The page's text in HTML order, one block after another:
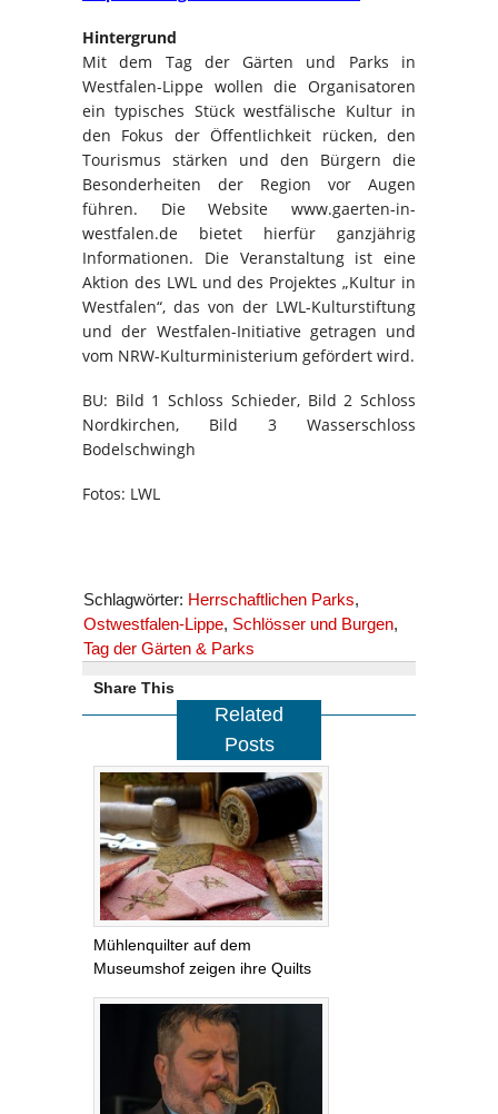
Hintergrund
Mit dem Tag der Gärten und Parks in
Westfalen-Lippe wollen die Organisatoren
ein typisches Stück westfälische Kultur in
den Fokus der Öffentlichkeit rücken, den
Tourismus stärken und den Bürgern die
Besonderheiten der Region vor Augen
führen. Die Website www.gaerten-in-
westfalen.de bietet hierfür ganzjährig
Informationen. Die Veranstaltung ist eine
Aktion des LWL und des Projektes „Kultur in
Westfalen“, das von der LWL-Kulturstiftung
und der Westfalen-Initiative getragen und
vom NRW-Kulturministerium gefördert wird.
BU: Bild 1 Schloss Schieder, Bild 2 Schloss
Nordkirchen, Bild 3 Wasserschloss
Bodelschwingh
Fotos: LWL
Schlagwörter: Herrschaftlichen Parks,
Ostwestfalen-Lippe, Schlösser und Burgen,
Tag der Gärten & Parks
Share This
Related
Posts
Mühlenquilter auf dem
Museumshof zeigen ihre Quilts